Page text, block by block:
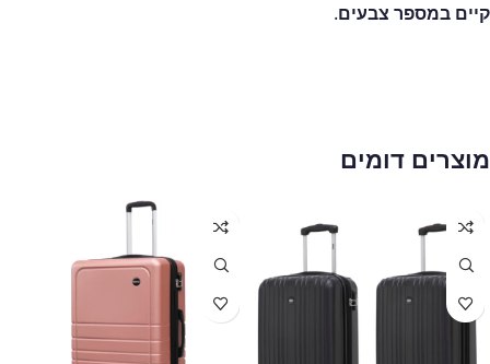
קיים במספר צבעים.
מוצרים דומים